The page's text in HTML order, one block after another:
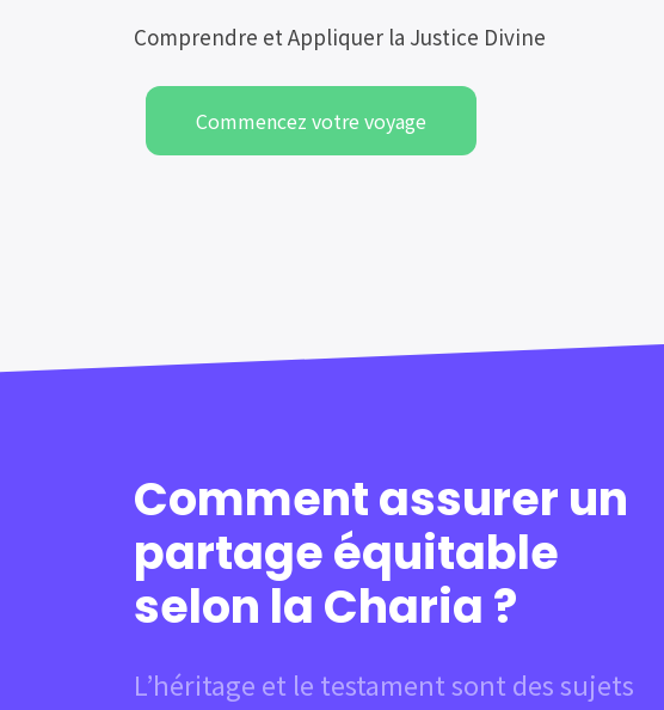
Comprendre et Appliquer la Justice Divine
Commencez votre voyage
Comment assurer un
partage équitable
selon la Charia ?
L’héritage et le testament sont des sujets